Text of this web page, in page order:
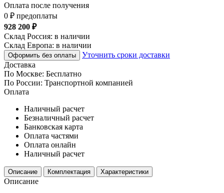
Оплата после получения
0 ₽ предоплаты
928 200 ₽
Склад Россия: в наличии
Склад Европа: в наличии
Оформить без оплаты
Уточнить сроки доставки
Доставка
По Москве: Бесплатно
По России: Транспортной компанией
Оплата
Наличный расчет
Безналичный расчет
Банковская карта
Оплата частями
Оплата онлайн
Наличный расчет
Описание Комплектация Характеристики
Описание